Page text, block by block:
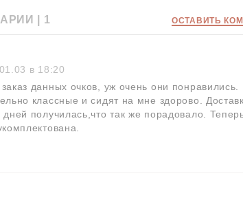
| 1 ОСТАВИТЬ
01.03 в 18:20
данных очков, уж очень они понравились.
классные и сидят на мне здорово.
получилась,что так же порадовало.